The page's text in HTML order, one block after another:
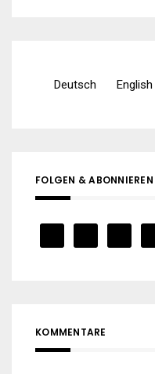
Deutsch English
FOLGEN & ABONNIEREN
KOMMENTARE